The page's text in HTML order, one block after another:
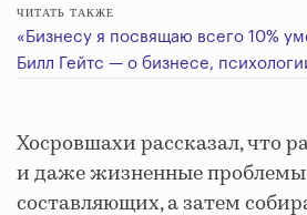
ЧИТАТЬ ТАКЖЕ
«Бизнесу я посвящаю всего 10%
Билл Гейтс — о бизнесе,
Хосровшахи рассказал, что
и даже жизненные проблемы
составляющих, а затем